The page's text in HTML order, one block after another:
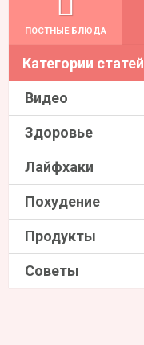
ПОСТНЫЕ БЛЮДА
Категории статей
Видео
Здоровье
Лайфхаки
Похудение
Продукты
Советы